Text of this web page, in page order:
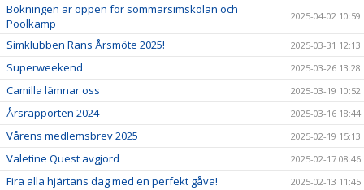
Bokningen är öppen för sommarsimskolan och
Poolkamp
2025-04-02 10:59
Simklubben Rans Årsmöte 2025! 2025-03-31 12:13
Superweekend 2025-03-26 13:28
Camilla lämnar oss 2025-03-19 10:52
Årsrapporten 2024 2025-03-16 18:44
Vårens medlemsbrev 2025 2025-02-19 15:13
Valetine Quest avgjord 2025-02-17 08:46
Fira alla hjärtans dag med en perfekt gåva! 2025-02-13 11:45